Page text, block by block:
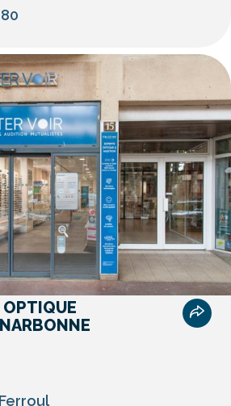
OPTIQUE